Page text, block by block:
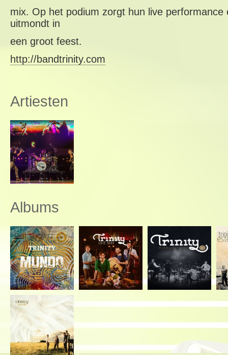
mix. Op het podium zorgt hun live
uitmondt in
een groot feest.
http://bandtrinity.com
Artiesten
Albums